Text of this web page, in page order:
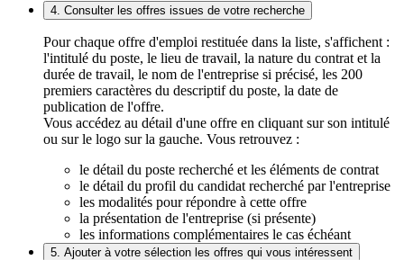
4. Consulter les offres issues de votre recherche
Pour chaque offre d'emploi restituée dans la liste, s'affichent :
l'intitulé du poste, le lieu de travail, la nature du contrat et la
durée de travail, le nom de l'entreprise si précisé, les 200
premiers caractères du descriptif du poste, la date de
publication de l'offre.
Vous accédez au détail d'une offre en cliquant sur son intitulé
ou sur le logo sur la gauche. Vous retrouvez :
le détail du poste recherché et les éléments de contrat
le détail du profil du candidat recherché par l'entreprise
les modalités pour répondre à cette offre
la présentation de l'entreprise (si présente)
les informations complémentaires le cas échéant
5. Ajouter à votre sélection les offres qui vous intéressent